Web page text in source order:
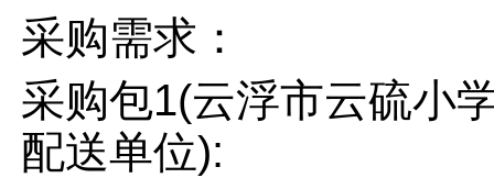
采购需求：
采购包1(云浮市云硫小
配送单位):